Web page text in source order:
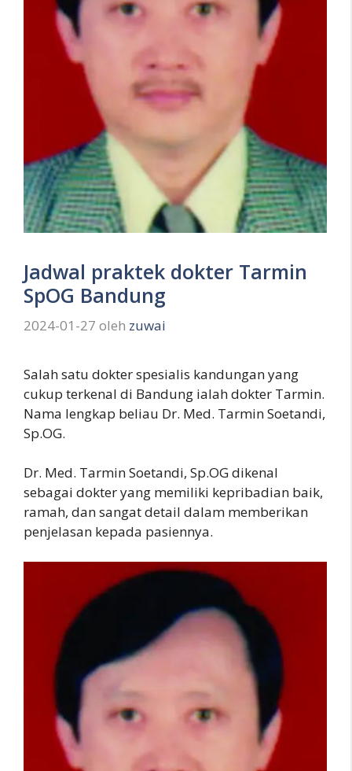
Jadwal praktek dokter Tarmin
SpOG Bandung
2024-01-27 oleh zuwai
Salah satu dokter spesialis kandungan yang
cukup terkenal di Bandung ialah dokter Tarmin.
Nama lengkap beliau Dr. Med. Tarmin Soetandi,
Sp.OG.
Dr. Med. Tarmin Soetandi, Sp.OG dikenal
sebagai dokter yang memiliki kepribadian baik,
ramah, dan sangat detail dalam memberikan
penjelasan kepada pasiennya.